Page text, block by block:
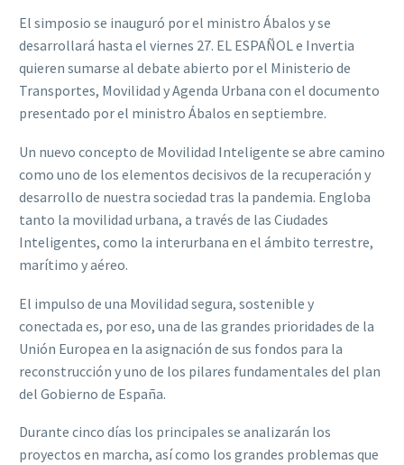
El simposio se inauguró por el ministro Ábalos y se
desarrollará hasta el viernes 27. EL ESPAÑOL e Invertia
quieren sumarse al debate abierto por el Ministerio de
Transportes, Movilidad y Agenda Urbana con el documento
presentado por el ministro Ábalos en septiembre.
Un nuevo concepto de Movilidad Inteligente se abre camino
como uno de los elementos decisivos de la recuperación y
desarrollo de nuestra sociedad tras la pandemia. Engloba
tanto la movilidad urbana, a través de las Ciudades
Inteligentes, como la interurbana en el ámbito terrestre,
marítimo y aéreo.
El impulso de una Movilidad segura, sostenible y
conectada es, por eso, una de las grandes prioridades de la
Unión Europea en la asignación de sus fondos para la
reconstrucción y uno de los pilares fundamentales del plan
del Gobierno de España.
Durante cinco días los principales se analizarán los
proyectos en marcha, así como los grandes problemas que